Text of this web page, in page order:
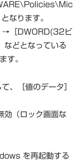
ります。
→［DWORD(32ビ
などとなっている
す。
、［値のデータ］
効（ロック画面な
を再起動する